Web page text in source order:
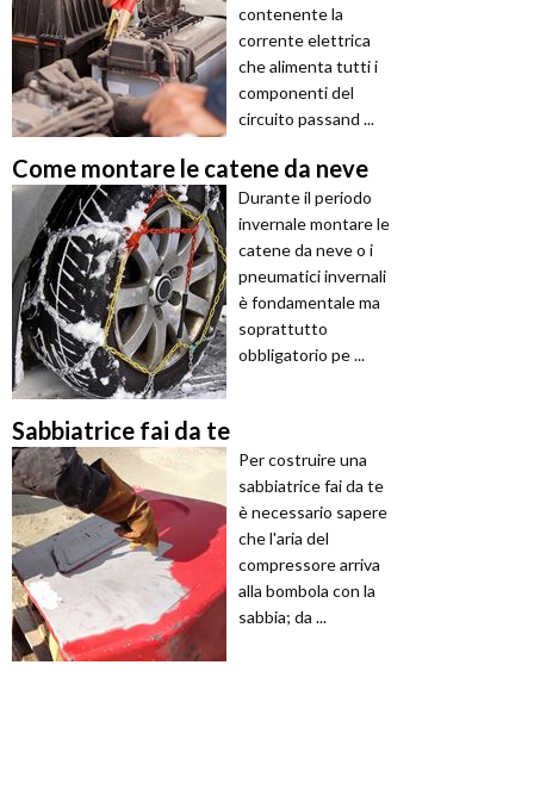
contenente la
corrente elettrica
che alimenta tutti i
componenti del
circuito passand ...
Come montare le catene da neve
Durante il periodo
invernale montare le
catene da neve o i
pneumatici invernali
è fondamentale ma
soprattutto
obbligatorio pe ...
Sabbiatrice fai da te
Per costruire una
sabbiatrice fai da te
è necessario sapere
che l'aria del
compressore arriva
alla bombola con la
sabbia; da ...